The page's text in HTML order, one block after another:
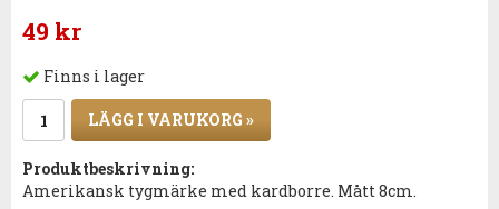
49 kr
Finns i lager
LÄGG I VARUKORG »
Produktbeskrivning:
Amerikansk tygmärke med kardborre. Mått 8cm.